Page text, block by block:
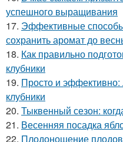
успешного выращивания
17. Эффективные
сохранить аромат до
18. Как правильно
клубники
19. Просто и
клубники
20. Тыквенный сезон:
21. Весенняя посадка
22. Плодоношение